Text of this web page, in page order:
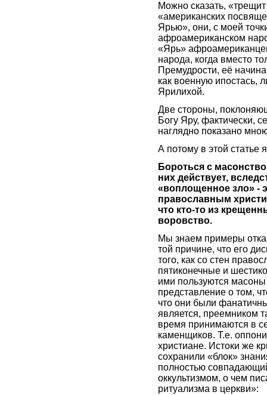
Можно сказать,
«американских
Ярью», они, с моей
афроамериканском
«Ярь»
народа, когда вместо
Премудрости, её
как военную ипостась,
Ярилихой.
Две стороны,
Богу Яру, фактически,
наглядно показано
А потому в этой
Бороться с
них действует,
«воплощенное зло» -
православным
что кто-то из
воровство.
Мы знаем примеры
той причине, что его
того, как со стен
пятиконечные и
ими пользуются
представление о том,
что они были
является, преемником
время принимаются в
каменщиков. Т.е.
христиане. Истоки же
сохранили «блок»
полностью
оккультизмом, о чем
ритуализма в церкви»: